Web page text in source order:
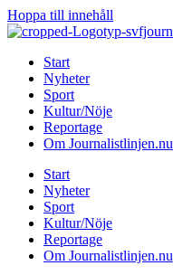
Hoppa till innehåll
Start
Nyheter
Sport
Kultur/Nöje
Reportage
Om Journalistlinjen.nu
Start
Nyheter
Sport
Kultur/Nöje
Reportage
Om Journalistlinjen.nu